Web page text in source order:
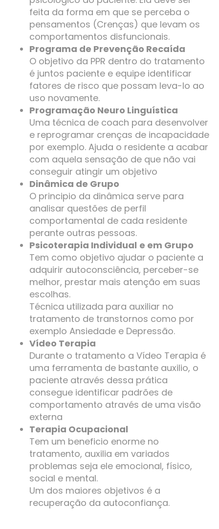
feita da forma em que se perceba o
pensamentos (Crenças) que levam os
comportamentos disfuncionais.
Programa de Prevenção Recaída
O objetivo da PPR dentro do tratamento
é juntos paciente e equipe identificar
fatores de risco que possam leva-lo ao
uso novamente.
Programação Neuro Linguística
Uma técnica de coach para desenvolver
e reprogramar crenças de incapacidade
por exemplo. Ajuda o residente a acabar
com aquela sensação de que não vai
conseguir atingir um objetivo
Dinâmica de Grupo
O principio da dinâmica serve para
analisar questões de perfil
comportamental de cada residente
perante outras pessoas.
Psicoterapia Individual e em Grupo
Tem como objetivo ajudar o paciente a
adquirir autoconsciência, perceber-se
melhor, prestar mais atenção em suas
escolhas.
Técnica utilizada para auxiliar no
tratamento de transtornos como por
exemplo Ansiedade e Depressão.
Vídeo Terapia
Durante o tratamento a Vídeo Terapia é
uma ferramenta de bastante auxilio, o
paciente através dessa prática
consegue identificar padrões de
comportamento através de uma visão
externa
Terapia Ocupacional
Tem um beneficio enorme no
tratamento, auxilia em variados
problemas seja ele emocional, físico,
social e mental.
Um dos maiores objetivos é a
recuperação da autoconfiança.